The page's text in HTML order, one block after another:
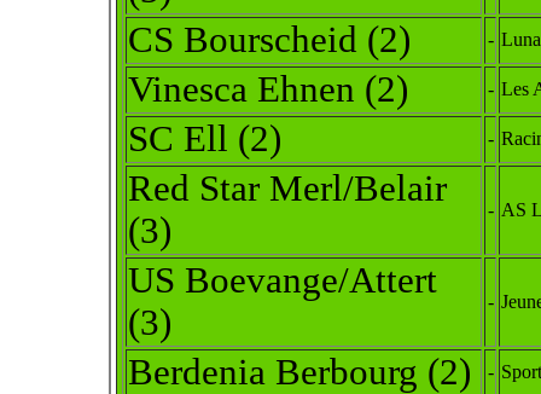
CS Bourscheid (2) -
Vinesca Ehnen (2) - Les
SC Ell (2) -
Red Star Merl/Belair
(3)
- AS
US Boevange/Attert
(3)
-
Berdenia Berbourg (2) -